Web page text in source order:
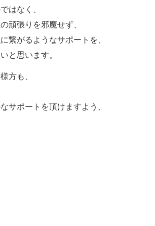
はなく、
頑張りを邪魔せず、
繋がるようなサポートを、
と思います。
方も、
サポートを頂けますよう、